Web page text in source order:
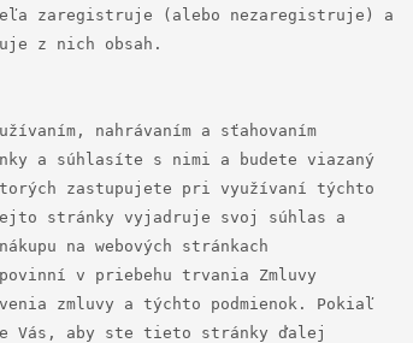
zaregistruje (alebo nezaregistruje) a
z nich obsah.
nahrávaním a sťahovaním
a súhlasíte s nimi a budete viazaný
zastupujete pri využívaní týchto
tejto stránky vyjadruje svoj súhlas a
na webových stránkach
v priebehu trvania Zmluvy
zmluvy a týchto podmienok. Pokiaľ
Vás, aby ste tieto stránky ďalej